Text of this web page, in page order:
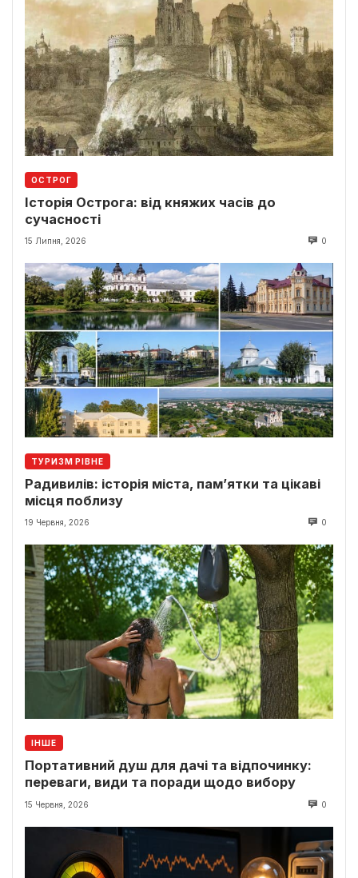
ОСТРОГ
Історія Острога: від княжих часів до
сучасності
15 Липня, 2026 0
ТУРИЗМ РІВНЕ
Радивилів: історія міста, пам’ятки та цікаві
місця поблизу
19 Червня, 2026 0
ІНШЕ
Портативний душ для дачі та відпочинку:
переваги, види та поради щодо вибору
15 Червня, 2026 0